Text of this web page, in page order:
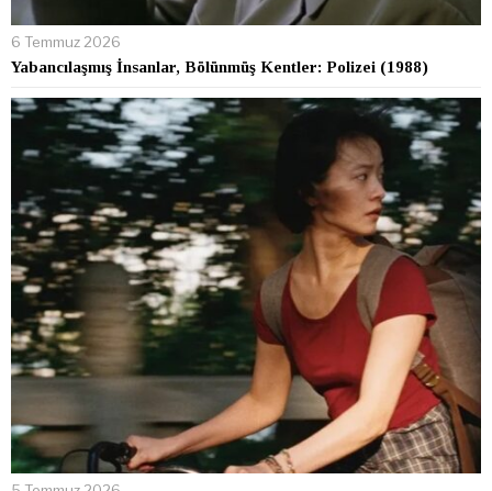
6 Temmuz 2026
Yabancılaşmış İnsanlar, Bölünmüş Kentler: Polizei (1988)